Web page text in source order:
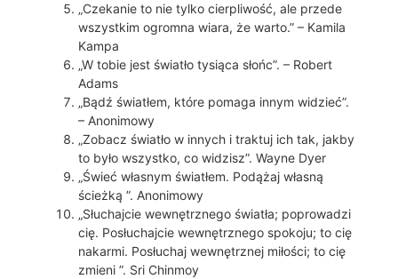
„Czekanie to nie tylko cierpliwość, ale przede
wszystkim ogromna wiara, że warto.” – Kamila
Kampa
„W tobie jest światło tysiąca słońc”. – Robert
Adams
„Bądź światłem, które pomaga innym widzieć”.
– Anonimowy
„Zobacz światło w innych i traktuj ich tak, jakby
to było wszystko, co widzisz”. Wayne Dyer
„Świeć własnym światłem. Podążaj własną
ścieżką ”. Anonimowy
„Słuchajcie wewnętrznego światła; poprowadzi
cię. Posłuchajcie wewnętrznego spokoju; to cię
nakarmi. Posłuchaj wewnętrznej miłości; to cię
zmieni ”. Sri Chinmoy